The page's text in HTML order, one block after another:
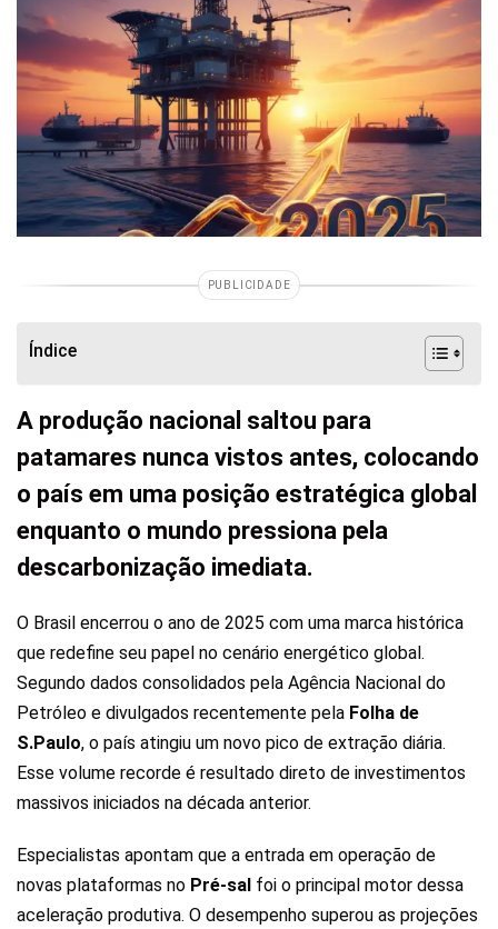
PUBLICIDADE
Índice
A produção nacional saltou para
patamares nunca vistos antes, colocando
o país em uma posição estratégica global
enquanto o mundo pressiona pela
descarbonização imediata.
O Brasil encerrou o ano de 2025 com uma marca histórica
que redefine seu papel no cenário energético global.
Segundo dados consolidados pela Agência Nacional do
Petróleo e divulgados recentemente pela Folha de
S.Paulo, o país atingiu um novo pico de extração diária.
Esse volume recorde é resultado direto de investimentos
massivos iniciados na década anterior.
Especialistas apontam que a entrada em operação de
novas plataformas no Pré-sal foi o principal motor dessa
aceleração produtiva. O desempenho superou as projeções